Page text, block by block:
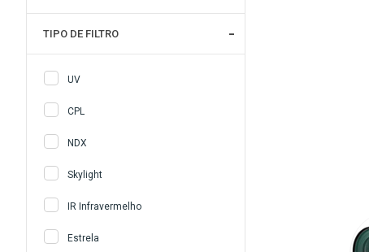
TIPO DE FILTRO
UV
CPL
NDX
Skylight
IR Infravermelho
Estrela